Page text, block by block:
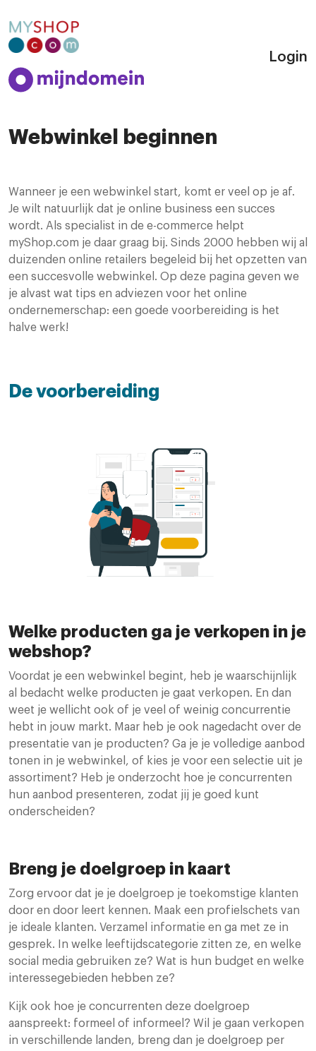
Login
Webwinkel beginnen
Wanneer je een webwinkel start, komt er veel op je af.
Je wilt natuurlijk dat je online business een succes
wordt. Als specialist in de e-commerce helpt
myShop.com je daar graag bij. Sinds 2000 hebben wij al
duizenden online retailers begeleid bij het opzetten van
een succesvolle webwinkel. Op deze pagina geven we
je alvast wat tips en adviezen voor het online
ondernemerschap: een goede voorbereiding is het
halve werk!
De voorbereiding
Welke producten ga je verkopen in je
webshop?
Voordat je een webwinkel begint, heb je waarschijnlijk
al bedacht welke producten je gaat verkopen. En dan
weet je wellicht ook of je veel of weinig concurrentie
hebt in jouw markt. Maar heb je ook nagedacht over de
presentatie van je producten? Ga je je volledige aanbod
tonen in je webwinkel, of kies je voor een selectie uit je
assortiment? Heb je onderzocht hoe je concurrenten
hun aanbod presenteren, zodat jij je goed kunt
onderscheiden?
Breng je doelgroep in kaart
Zorg ervoor dat je je doelgroep je toekomstige klanten
door en door leert kennen. Maak een profielschets van
je ideale klanten. Verzamel informatie en ga met ze in
gesprek. In welke leeftijdscategorie zitten ze, en welke
social media gebruiken ze? Wat is hun budget en welke
interessegebieden hebben ze?
Kijk ook hoe je concurrenten deze doelgroep
aanspreekt: formeel of informeel? Wil je gaan verkopen
in verschillende landen, breng dan je doelgroep per